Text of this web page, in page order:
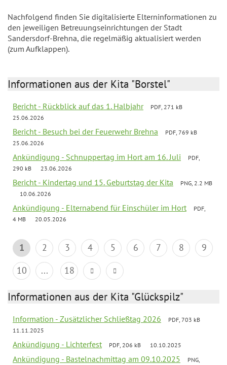
Nachfolgend finden Sie digitalisierte Elterninformationen zu
den jeweiligen Betreuungseinrichtungen der Stadt
Sandersdorf-Brehna, die regelmäßig aktualisiert werden
(zum Aufklappen).
Informationen aus der Kita "Borstel"
Bericht - Rückblick auf das 1. Halbjahr
PDF, 271 kB
25.06.2026
Bericht - Besuch bei der Feuerwehr Brehna
PDF, 769 kB
25.06.2026
Ankündigung - Schnuppertag im Hort am 16. Juli
PDF,
290 kB
23.06.2026
Bericht - Kindertag und 15. Geburtstag der Kita
PNG, 2.2 MB
10.06.2026
Ankündigung - Elternabend für Einschüler im Hort
PDF,
4 MB
20.05.2026
1 2 3 4 5 6 7 8
9
10
... 18
Informationen aus der Kita "Glückspilz"
Information - Zusätzlicher Schließtag 2026
PDF, 703 kB
11.11.2025
Ankündigung - Lichterfest PDF, 206 kB 10.10.2025
Ankündigung - Bastelnachmittag am 09.10.2025
PNG,